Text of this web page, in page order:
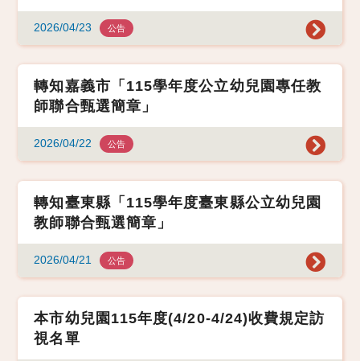
2026/04/23 公告
轉知嘉義市「115學年度公立幼兒園專任教
師聯合甄選簡章」
2026/04/22 公告
轉知臺東縣「115學年度臺東縣公立幼兒園
教師聯合甄選簡章」
2026/04/21 公告
本市幼兒園115年度(4/20-4/24)收費規定訪
視名單